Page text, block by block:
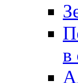
в